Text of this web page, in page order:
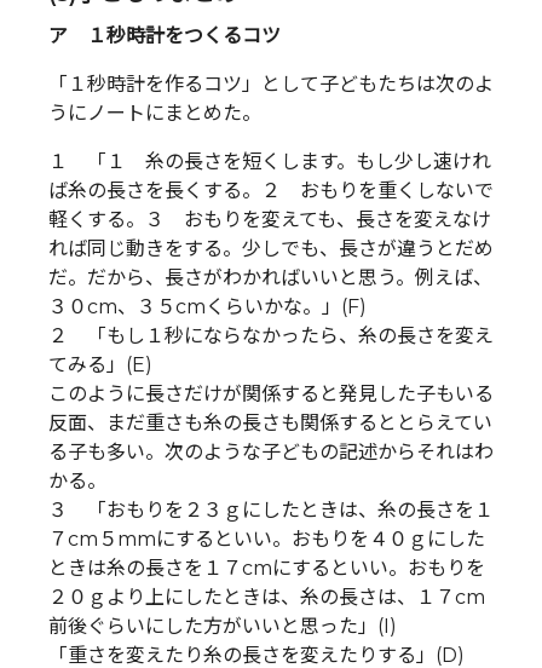
ア １秒時計をつくるコツ
「１秒時計を作るコツ」として子どもたちは次のよ
うにノートにまとめた。
１ 「１ 糸の長さを短くします。もし少し速けれ
ば糸の長さを長くする。２ おもりを重くしないで
軽くする。３ おもりを変えても、長さを変えなけ
れば同じ動きをする。少しでも、長さが違うとだめ
だ。だから、長さがわかればいいと思う。例えば、
３０cm、３５cmくらいかな。」(F)
２ 「もし１秒にならなかったら、糸の長さを変え
てみる」(E)
このように長さだけが関係すると発見した子もいる
反面、まだ重さも糸の長さも関係するととらえてい
る子も多い。次のような子どもの記述からそれはわ
かる。
３ 「おもりを２３ｇにしたときは、糸の長さを１
７cm５mmにするといい。おもりを４０ｇにした
ときは糸の長さを１７cmにするといい。おもりを
２０ｇより上にしたときは、糸の長さは、１７cm
前後ぐらいにした方がいいと思った」(I)
「重さを変えたり糸の長さを変えたりする」(D)